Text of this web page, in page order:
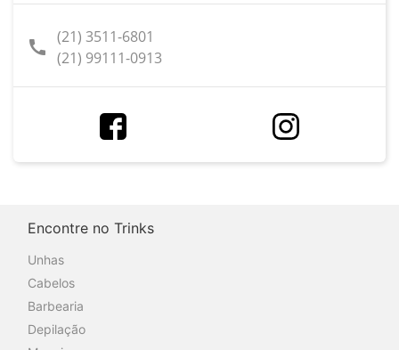
call (21) 3511-6801
(21) 99111-0913
Encontre no Trinks
Unhas
Cabelos
Barbearia
Depilação